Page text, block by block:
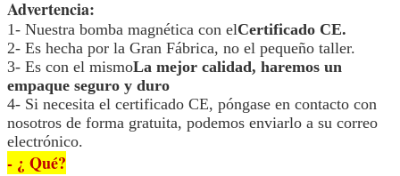
Advertencia:
1- Nuestra bomba magnética con elCertificado CE.
2- Es hecha por la Gran Fábrica, no el pequeño taller.
3- Es con el mismoLa mejor calidad, haremos un
empaque seguro y duro
4- Si necesita el certificado CE, póngase en contacto con
nosotros de forma gratuita, podemos enviarlo a su correo
electrónico.
- ¿ Qué?